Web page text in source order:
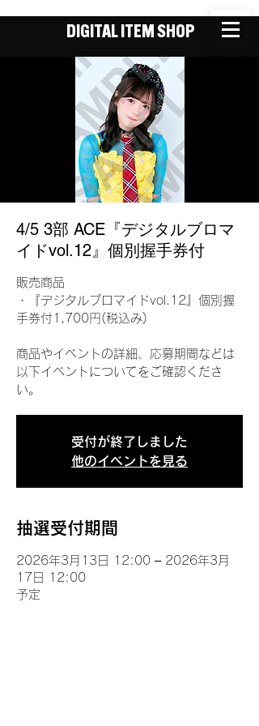
DIGITAL ITEM SHOP
4/5 3部 ACE『デジタルブロマ
イドvol.12』個別握手券付
販売商品
・『デジタルブロマイドvol.12』個別握
手券付1,700円(税込み)
商品やイベントの詳細、応募期間などは
以下イベントについてをご確認くださ
い。
受付が終了しました
他のイベントを見る
抽選受付期間
2026年3月13日 12:00 – 2026年3月
17日 12:00
予定